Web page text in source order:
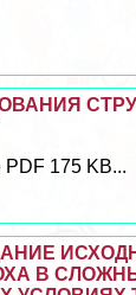
175 KB...
В